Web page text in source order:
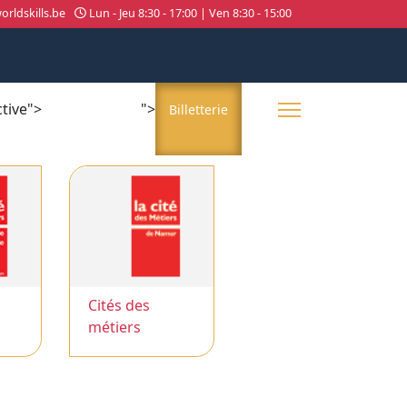
Lun - Jeu 8:30 - 17:00 | Ven 8:30 - 15:00
"> Billetterie
Cités des
métiers